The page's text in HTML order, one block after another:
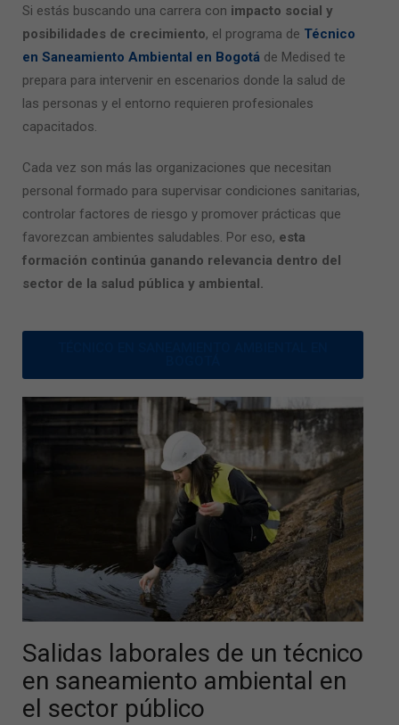
Si estás buscando una carrera con impacto social y
posibilidades de crecimiento, el programa de Técnico
en Saneamiento Ambiental en Bogotá de Medised te
prepara para intervenir en escenarios donde la salud de
las personas y el entorno requieren profesionales
capacitados.
Cada vez son más las organizaciones que necesitan
personal formado para supervisar condiciones sanitarias,
controlar factores de riesgo y promover prácticas que
favorezcan ambientes saludables. Por eso, esta
formación continúa ganando relevancia dentro del
sector de la salud pública y ambiental.
Salidas laborales de un técnico
en saneamiento ambiental en
el sector público